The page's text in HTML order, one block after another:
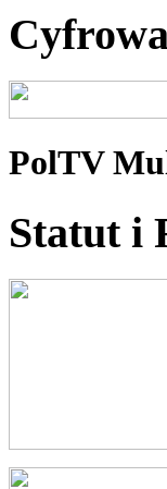
PolTV
Statut i